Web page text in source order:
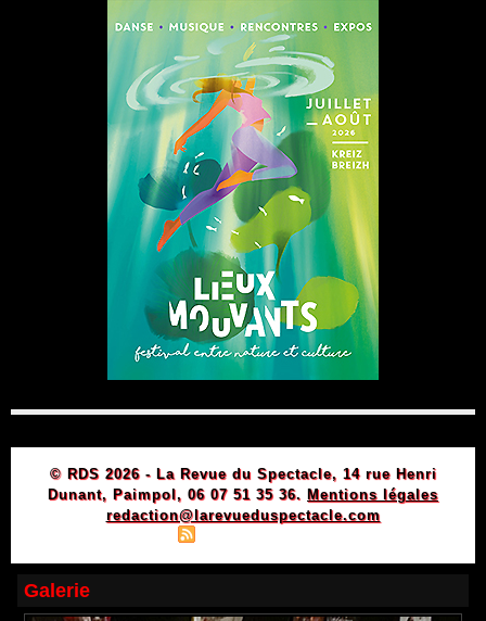
© RDS 2026 - La Revue du Spectacle, 14 rue Henri
Dunant, Paimpol, 06 07 51 35 36. Mentions légales
redaction@larevueduspectacle.com
Galerie